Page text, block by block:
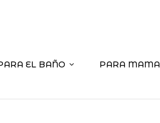
EL BAÑO PARA MAMA
con